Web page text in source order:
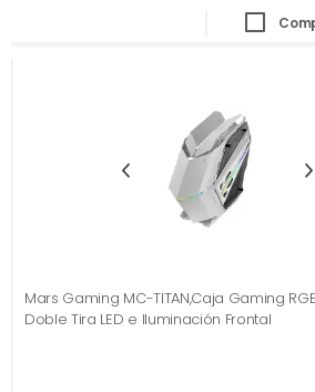
Mars Gaming MC-TITAN,Caja Gaming RGB
Doble Tira LED e Iluminación Frontal